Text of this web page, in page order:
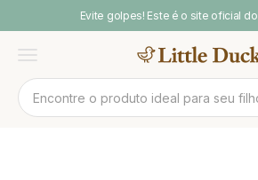
Evite golpes! Este é o site oficial do
Abrir menu